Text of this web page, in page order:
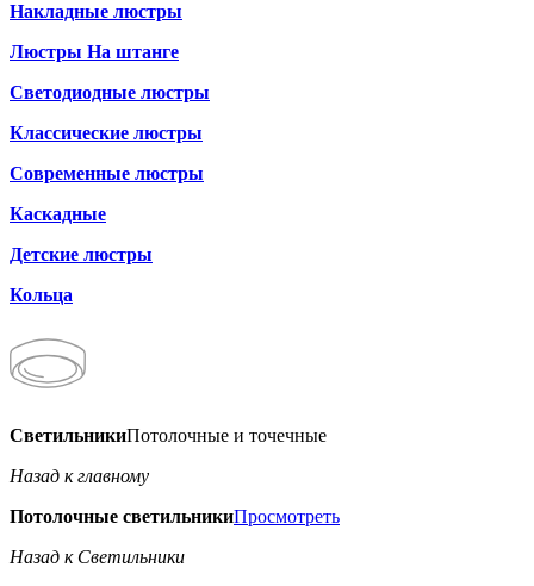
Накладные люстры
Люстры На штанге
Светодиодные люстры
Классические люстры
Современные люстры
Каскадные
Детские люстры
Кольца
СветильникиПотолочные и точечные
Назад к главному
Потолочные светильникиПросмотреть
Назад к Светильники